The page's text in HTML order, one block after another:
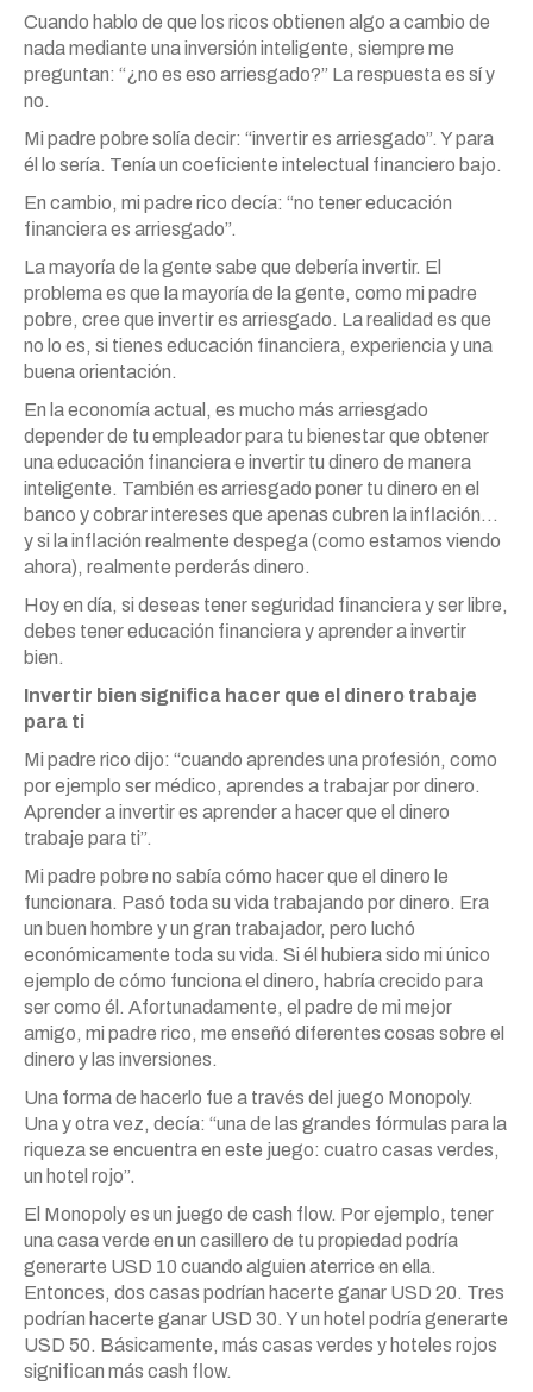
Cuando hablo de que los ricos obtienen algo a cambio de
nada mediante una inversión inteligente, siempre me
preguntan: “¿no es eso arriesgado?” La respuesta es sí y
no.
Mi padre pobre solía decir: “invertir es arriesgado”. Y para
él lo sería. Tenía un coeficiente intelectual financiero bajo.
En cambio, mi padre rico decía: “no tener educación
financiera es arriesgado”.
La mayoría de la gente sabe que debería invertir. El
problema es que la mayoría de la gente, como mi padre
pobre, cree que invertir es arriesgado. La realidad es que
no lo es, si tienes educación financiera, experiencia y una
buena orientación.
En la economía actual, es mucho más arriesgado
depender de tu empleador para tu bienestar que obtener
una educación financiera e invertir tu dinero de manera
inteligente. También es arriesgado poner tu dinero en el
banco y cobrar intereses que apenas cubren la inflación…
y si la inflación realmente despega (como estamos viendo
ahora), realmente perderás dinero.
Hoy en día, si deseas tener seguridad financiera y ser libre,
debes tener educación financiera y aprender a invertir
bien.
Invertir bien significa hacer que el dinero trabaje
para ti
Mi padre rico dijo: “cuando aprendes una profesión, como
por ejemplo ser médico, aprendes a trabajar por dinero.
Aprender a invertir es aprender a hacer que el dinero
trabaje para ti”.
Mi padre pobre no sabía cómo hacer que el dinero le
funcionara. Pasó toda su vida trabajando por dinero. Era
un buen hombre y un gran trabajador, pero luchó
económicamente toda su vida. Si él hubiera sido mi único
ejemplo de cómo funciona el dinero, habría crecido para
ser como él. Afortunadamente, el padre de mi mejor
amigo, mi padre rico, me enseñó diferentes cosas sobre el
dinero y las inversiones.
Una forma de hacerlo fue a través del juego Monopoly.
Una y otra vez, decía: “una de las grandes fórmulas para la
riqueza se encuentra en este juego: cuatro casas verdes,
un hotel rojo”.
El Monopoly es un juego de cash flow. Por ejemplo, tener
una casa verde en un casillero de tu propiedad podría
generarte USD 10 cuando alguien aterrice en ella.
Entonces, dos casas podrían hacerte ganar USD 20. Tres
podrían hacerte ganar USD 30. Y un hotel podría generarte
USD 50. Básicamente, más casas verdes y hoteles rojos
significan más cash flow.